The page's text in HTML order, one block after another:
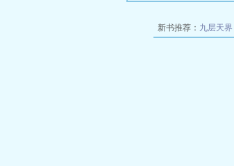
新书推荐： 九层天界